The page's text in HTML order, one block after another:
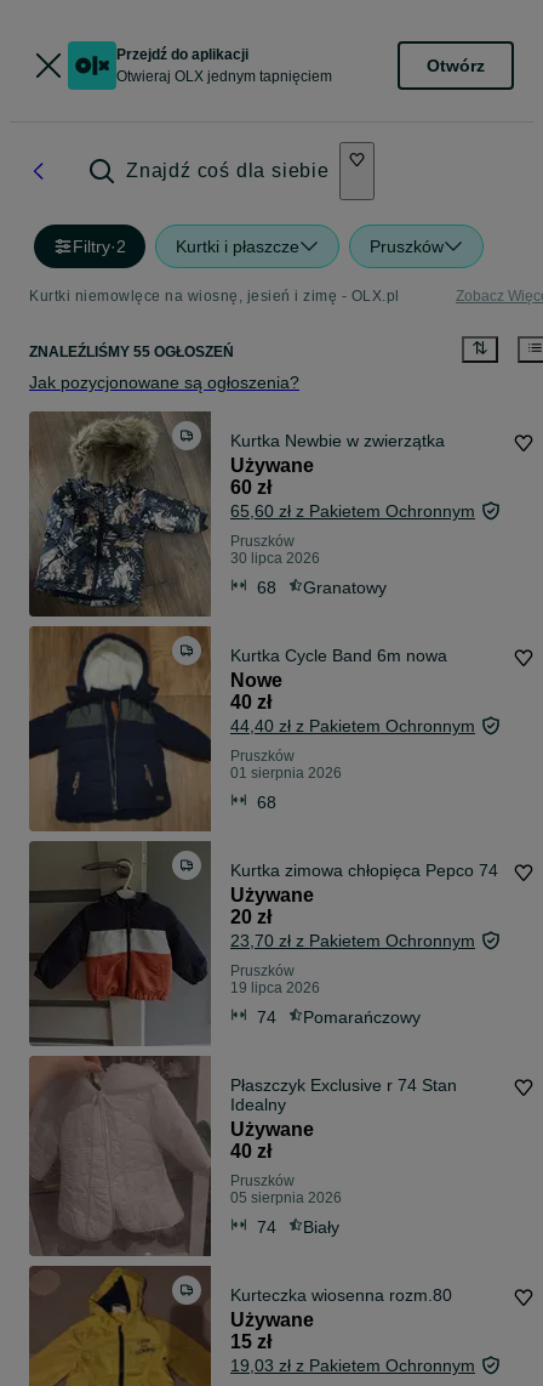
Przejdź do aplikacji
Otwieraj OLX jednym tapnięciem
Otwórz
Znajdź coś dla siebie
Filtry·2 Kurtki i płaszcze Pruszków
Kurtki niemowlęce na wiosnę, jesień i zimę - OLX.pl Zobacz
ZNALEŹLIŚMY 55 OGŁOSZEŃ
Jak pozycjonowane są ogłoszenia?
Kurtka Newbie w zwierzątka
Używane
60 zł
65,60 zł z Pakietem Ochronnym
Pruszków
30 lipca 2026
68 Granatowy
Kurtka Cycle Band 6m nowa
Nowe
40 zł
44,40 zł z Pakietem Ochronnym
Pruszków
01 sierpnia 2026
68
Kurtka zimowa chłopięca Pepco 74
Używane
20 zł
23,70 zł z Pakietem Ochronnym
Pruszków
19 lipca 2026
74 Pomarańczowy
Płaszczyk Exclusive r 74 Stan
Idealny
Używane
40 zł
Pruszków
05 sierpnia 2026
74 Biały
Kurteczka wiosenna rozm.80
Używane
15 zł
19,03 zł z Pakietem Ochronnym